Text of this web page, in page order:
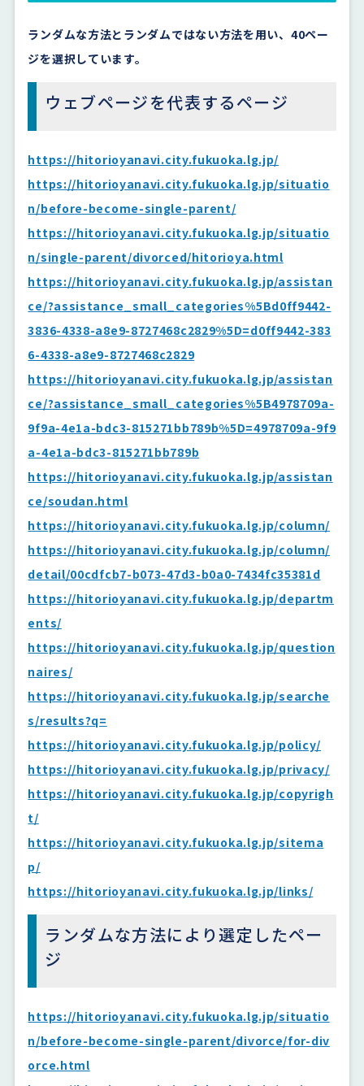
ランダムな方法とランダムではない方法を用い、40ペー
ジを選択しています。
ウェブページを代表するページ
https://hitorioyanavi.city.fukuoka.lg.jp/
https://hitorioyanavi.city.fukuoka.lg.jp/situatio
n/before-become-single-parent/
https://hitorioyanavi.city.fukuoka.lg.jp/situatio
n/single-parent/divorced/hitorioya.html
https://hitorioyanavi.city.fukuoka.lg.jp/assistan
ce/?assistance_small_categories%5Bd0ff9442-
3836-4338-a8e9-8727468c2829%5D=d0ff9442-383
6-4338-a8e9-8727468c2829
https://hitorioyanavi.city.fukuoka.lg.jp/assistan
ce/?assistance_small_categories%5B4978709a-
9f9a-4e1a-bdc3-815271bb789b%5D=4978709a-9f9
a-4e1a-bdc3-815271bb789b
https://hitorioyanavi.city.fukuoka.lg.jp/assistan
ce/soudan.html
https://hitorioyanavi.city.fukuoka.lg.jp/column/
https://hitorioyanavi.city.fukuoka.lg.jp/column/
detail/00cdfcb7-b073-47d3-b0a0-7434fc35381d
https://hitorioyanavi.city.fukuoka.lg.jp/departm
ents/
https://hitorioyanavi.city.fukuoka.lg.jp/question
naires/
https://hitorioyanavi.city.fukuoka.lg.jp/searche
s/results?q=
https://hitorioyanavi.city.fukuoka.lg.jp/policy/
https://hitorioyanavi.city.fukuoka.lg.jp/privacy/
https://hitorioyanavi.city.fukuoka.lg.jp/copyrigh
t/
https://hitorioyanavi.city.fukuoka.lg.jp/sitema
p/
https://hitorioyanavi.city.fukuoka.lg.jp/links/
ランダムな方法により選定したペー
ジ
https://hitorioyanavi.city.fukuoka.lg.jp/situatio
n/before-become-single-parent/divorce/for-div
orce.html